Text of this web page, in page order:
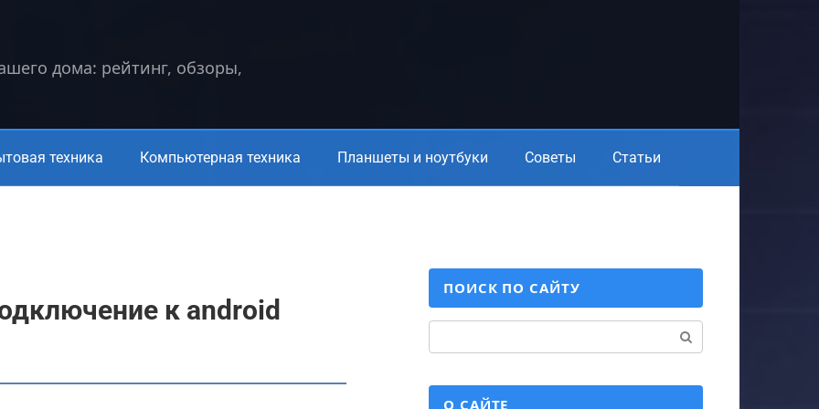
дома: рейтинг, обзоры,
техника Компьютерная техника Планшеты и ноутбуки Советы Статьи
к android
ПОИСК ПО САЙТУ
О САЙТЕ